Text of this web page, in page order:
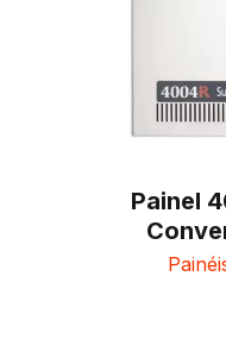
Painel